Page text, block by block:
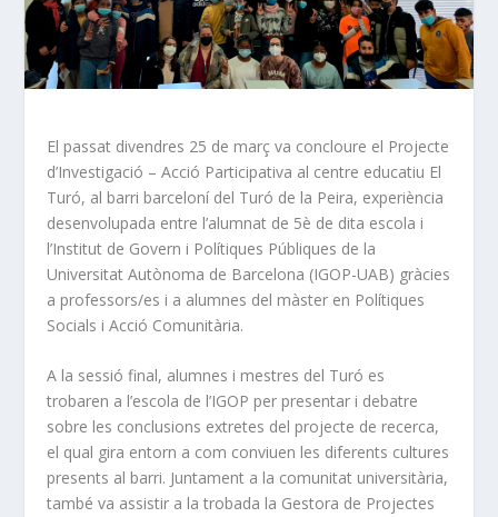
El passat divendres 25 de març va concloure el Projecte
d’Investigació – Acció Participativa al centre educatiu El
Turó, al barri barceloní del Turó de la Peira, experiència
desenvolupada entre l’alumnat de 5è de dita escola i
l’Institut de Govern i Polítiques Públiques de la
Universitat Autònoma de Barcelona (IGOP-UAB) gràcies
a professors/es i a alumnes del màster en Polítiques
Socials i Acció Comunitària.
A la sessió final, alumnes i mestres del Turó es
trobaren a l’escola de l’IGOP per presentar i debatre
sobre les conclusions extretes del projecte de recerca,
el qual gira entorn a com conviuen les diferents cultures
presents al barri. Juntament a la comunitat universitària,
també va assistir a la trobada la Gestora de Projectes